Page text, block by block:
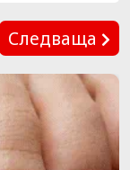
Следваща